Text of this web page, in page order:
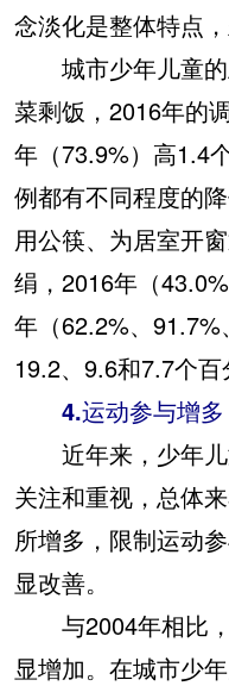
念淡化是整体特点
城市少年儿童的
菜剩饭，2016年的
年（73.9%）高1.4
例都有不同程度的
用公筷、为居室开
绢，2016年（
年（62.2%、
19.2、9.6和7.7个百
4.运动参与增多
近年来，少年儿
关注和重视，总体
所增多，限制运动
显改善。
与2004年相比，
显增加。在城市少